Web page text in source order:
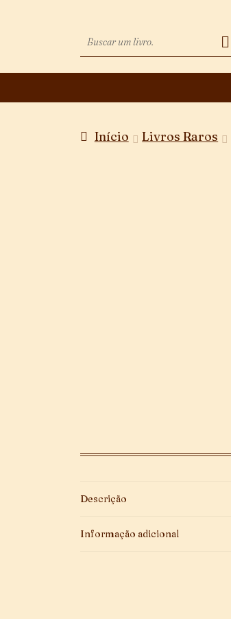
Início Livros Raros
Descrição
Informação adicional